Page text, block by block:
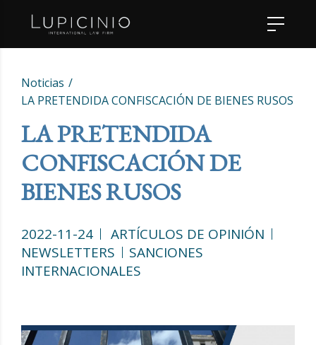
Noticias
LA PRETENDIDA CONFISCACIÓN DE BIENES RUSOS
LA PRETENDIDA
CONFISCACIÓN DE
BIENES RUSOS
2022-11-24
ARTÍCULOS DE OPINIÓN
NEWSLETTERS
SANCIONES
INTERNACIONALES